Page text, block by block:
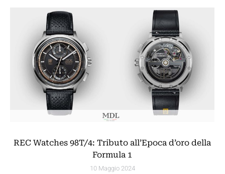
REC Watches 98T/4: Tributo all’Epoca d’oro della
Formula 1
10 Maggio 2024